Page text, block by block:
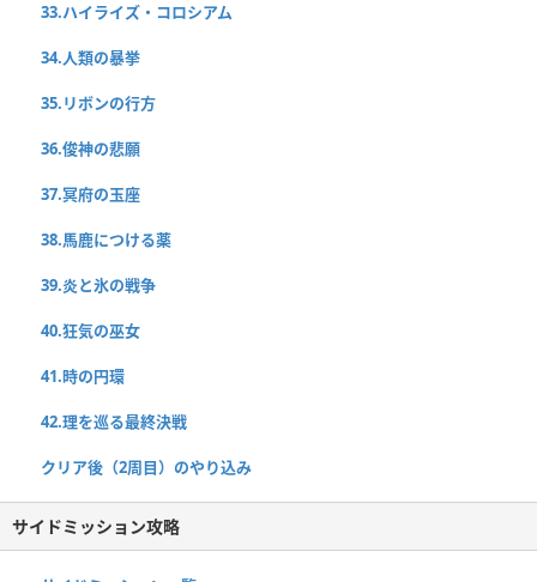
33.ハイライズ・コロシアム
34.人類の暴挙
35.リボンの行方
36.俊神の悲願
37.冥府の玉座
38.馬鹿につける薬
39.炎と氷の戦争
40.狂気の巫女
41.時の円環
42.理を巡る最終決戦
クリア後（2周目）のやり込み
サイドミッション攻略